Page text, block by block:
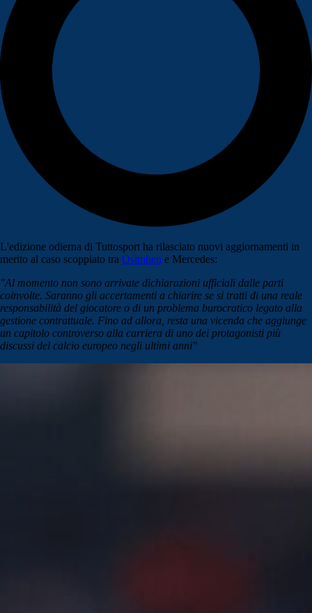
L'edizione odierna di Tuttosport ha rilasciato nuovi aggiornamenti in
merito al caso scoppiato tra Osimhen e Mercedes:
"Al momento non sono arrivate dichiarazioni ufficiali dalle parti
coinvolte. Saranno gli accertamenti a chiarire se si tratti di una reale
responsabilità del giocatore o di un problema burocratico legato alla
gestione contrattuale. Fino ad allora, resta una vicenda che aggiunge
un capitolo controverso alla carriera di uno dei protagonisti più
discussi del calcio europeo negli ultimi anni"